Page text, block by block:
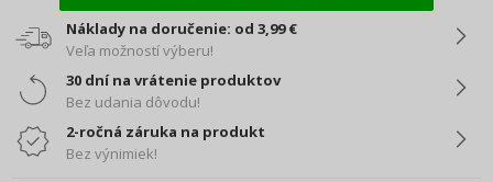
Náklady na doručenie: od 3,99 €
Veľa možností výberu!
30 dní na vrátenie produktov
Bez udania dôvodu!
2-ročná záruka na produkt
Bez výnimiek!